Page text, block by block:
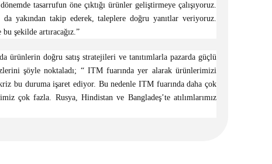
tasarrufun öne çıktığı ürünler geliştirmeye çalışıyoruz.
yakından takip ederek, taleplere doğru yanıtlar veriyoruz.
şekilde artıracağız.”
ürünlerin doğru satış stratejileri ve tanıtımlarla pazarda güçlü
şöyle noktaladı; “ ITM fuarında yer alarak ürünlerimizi
bu duruma işaret ediyor. Bu nedenle ITM fuarında daha çok
çok fazla. Rusya, Hindistan ve Bangladeş’te atılımlarımız